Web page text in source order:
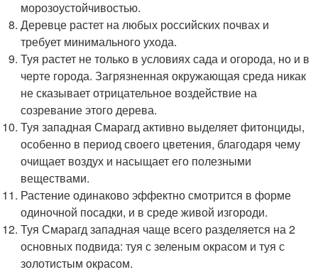
морозоустойчивостью.
Деревце растет на любых российских почвах и
требует минимального ухода.
Туя растет не только в условиях сада и огорода, но и в
черте города. Загрязненная окружающая среда никак
не сказывает отрицательное воздействие на
созревание этого дерева.
Туя западная Смарагд активно выделяет фитонциды,
особенно в период своего цветения, благодаря чему
очищает воздух и насыщает его полезными
веществами.
Растение одинаково эффектно смотрится в форме
одиночной посадки, и в среде живой изгороди.
Туя Смарагд западная чаще всего разделяется на 2
основных подвида: туя с зеленым окрасом и туя с
золотистым окрасом.